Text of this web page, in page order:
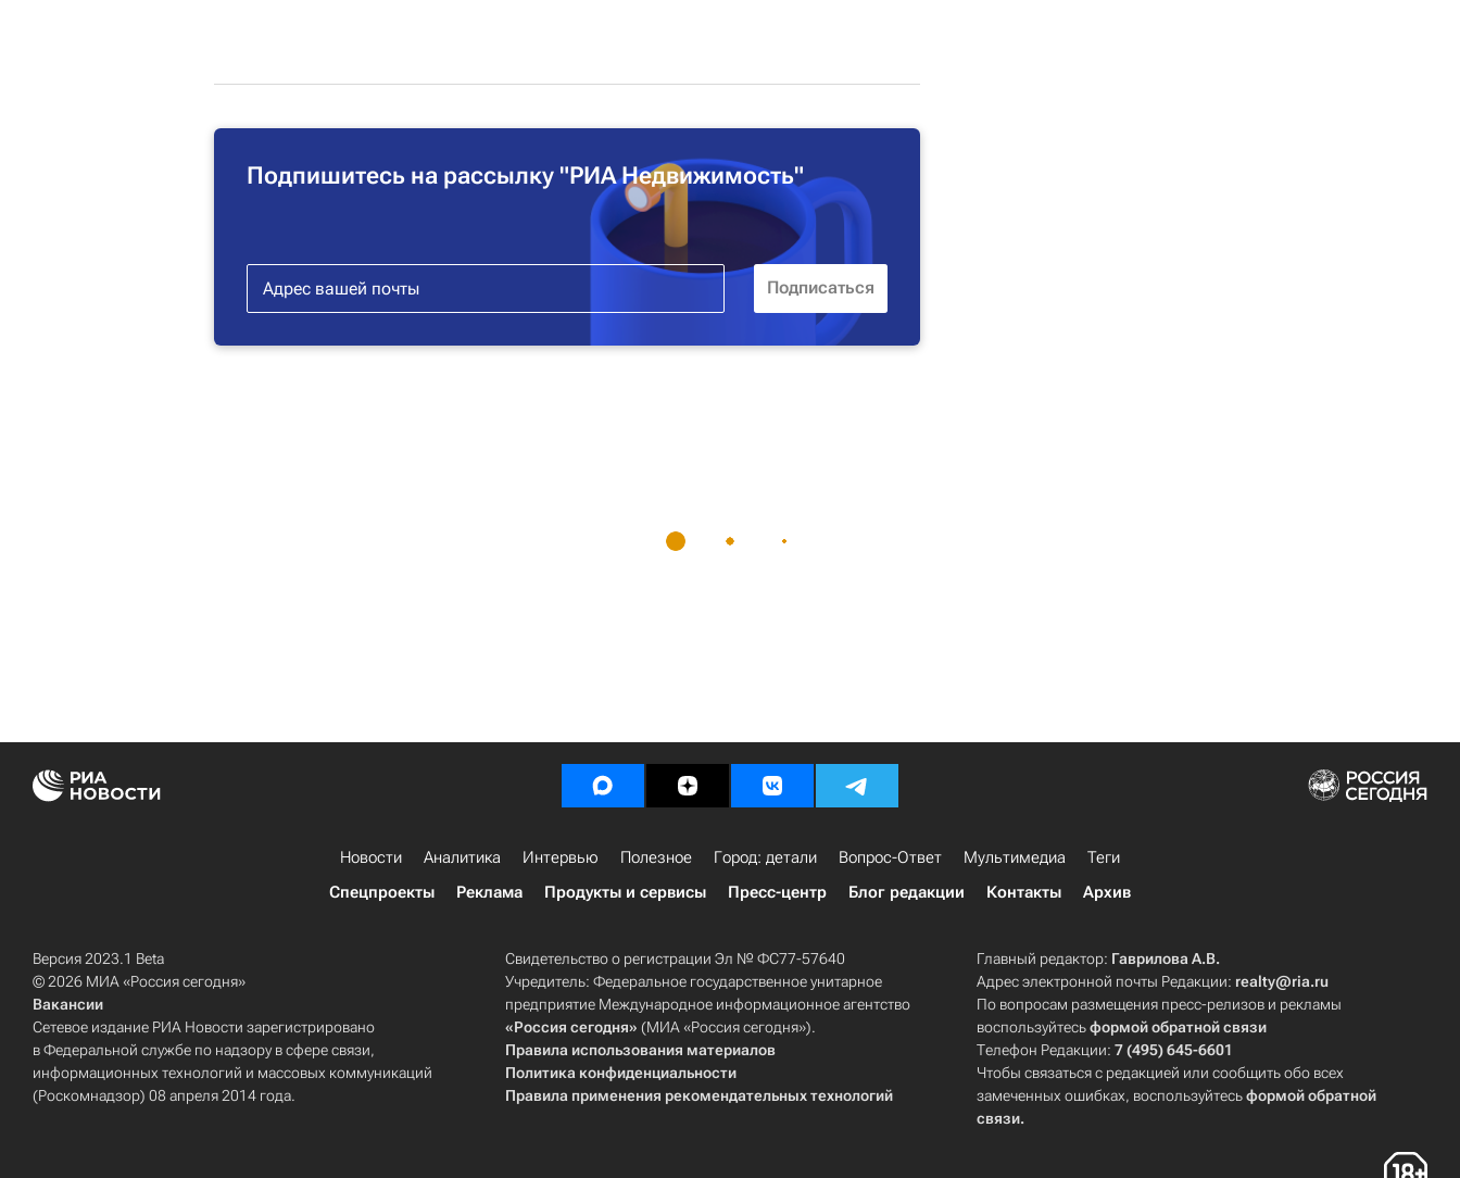
Подпишитесь на рассылку "РИА Недвижимость"
Новости Аналитика Интервью Полезное Город: детали Вопрос-Ответ Мультимедиа
Теги
Спецпроекты
Реклама Продукты и сервисы Пресс-центр Блог редакции Контакты Архив
Версия 2023.1 Beta
© 2026 МИА «Россия сегодня»
Вакансии
Сетевое издание РИА Новости зарегистрировано
в Федеральной службе по надзору в сфере связи,
информационных технологий и массовых коммуникаций
(Роскомнадзор) 08 апреля 2014 года.
Свидетельство о регистрации Эл № ФС77-57640
Учредитель: Федеральное государственное унитарное
предприятие Международное информационное агентство
«Россия сегодня» (МИА «Россия сегодня»).
Правила использования материалов
Политика конфиденциальности
Правила применения рекомендательных технологий
Главный редактор: Гаврилова А.В.
Адрес электронной почты Редакции: realty@ria.ru
По вопросам размещения пресс-релизов и рекламы
воспользуйтесьформой обратной связи
Телефон Редакции:7 (495) 645-6601
Чтобы связаться с редакцией или сообщить обо всех
замеченных ошибках, воспользуйтесьформой обратной
связи.